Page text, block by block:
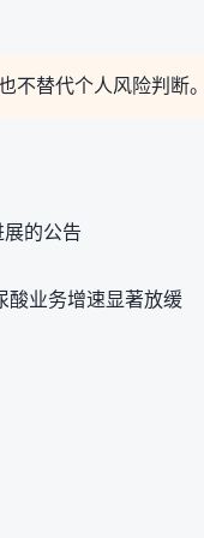
不替代个人风险判断
展的公告
酸业务增速显著放缓